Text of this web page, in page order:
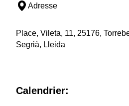
Adresse
Place, Vileta, 11, 25176,
Segrià, Lleida
Calendrier: